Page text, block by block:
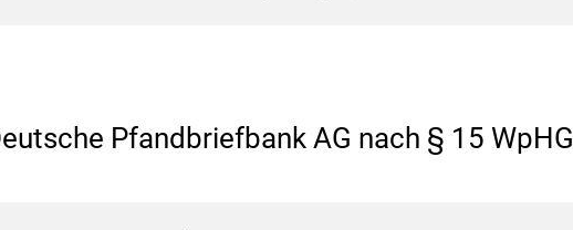
Pfandbriefbank AG nach § 15 WpHG